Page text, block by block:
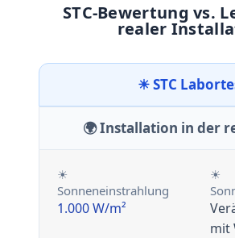
STC-Bewertung vs.
realer
☀ STC
🌍 Installation in der
☀
Sonneneinstrahlung
1.000 W/m²
☀
mit